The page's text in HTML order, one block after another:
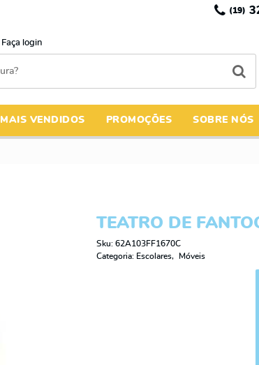
(19)
Faça login
MAIS VENDIDOS PROMOÇÕES SOBRE NÓS
TEATRO DE
Sku: 62A103FF1670C
Categoria: Escolares Móveis